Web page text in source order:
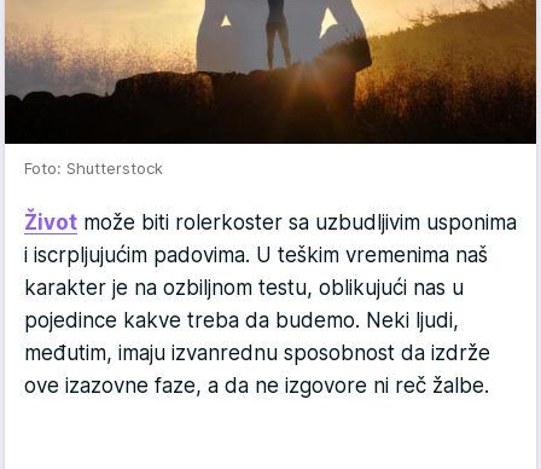
Foto: Shutterstock
Život može biti rolerkoster sa uzbudljivim usponima
i iscrpljujućim padovima. U teškim vremenima naš
karakter je na ozbiljnom testu, oblikujući nas u
pojedince kakve treba da budemo. Neki ljudi,
međutim, imaju izvanrednu sposobnost da izdrže
ove izazovne faze, a da ne izgovore ni reč žalbe.